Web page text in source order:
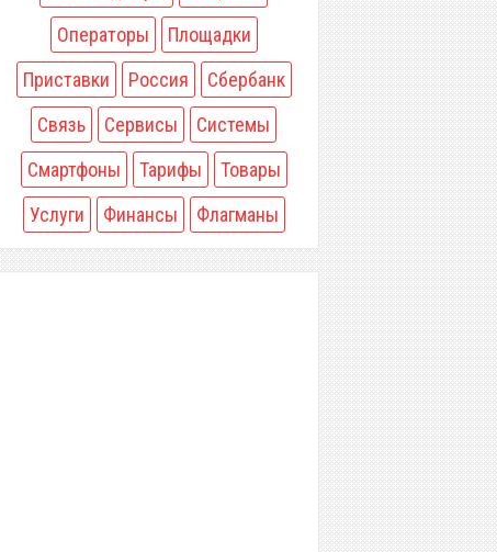
Операторы
Площадки
Приставки
Россия
Сбербанк
Связь
Сервисы
Системы
Смартфоны
Тарифы
Товары
Услуги
Финансы Флагманы